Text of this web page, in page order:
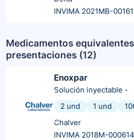
INVIMA 2021MB-
Medicamentos
presentaciones (12)
Enoxpar
Solución inyectable -
2 und
1 und
Chalver
INVIMA 2018M-